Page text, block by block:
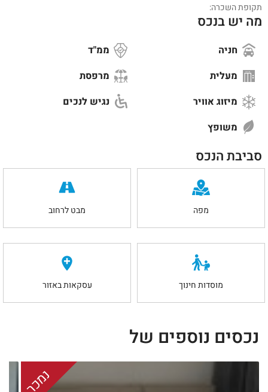
תקופת השכרה:
מה יש בנכס
חניה
ממ"ד
מעלית
מרפסת
מיזוג אוויר
נגיש לנכים
משופץ
סביבת הנכס
מפה מבט לרחוב
מוסדות חינוך עסקאות באזור
נכסים נוספים של
נמכר